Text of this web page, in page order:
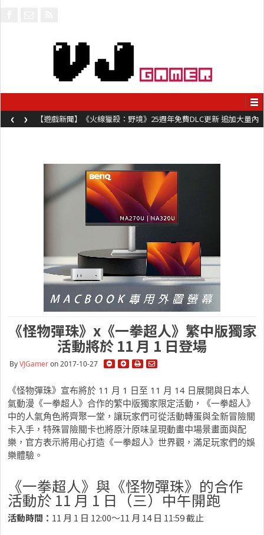
【遊戲新聞】《火線獵殺：野境》25週年免費DLC更新 追加大量內
容同時系舊作限時超平價折扣
‹ ›
《怪物彈珠》x《一拳超人》繁中版獨家
活動將於 11 月 1 日登場
ByVJGameron 2017-10-27
《怪物彈珠》宣布將於 11 月 1 日至 11 月 14 日展開與日本人
氣動漫《一拳超人》合作的繁中版獨家限定活動，《一拳超人》
中的人氣角色將齊聚一堂，讓玩家們可從活動轉蛋與全新冒險關
卡入手，特殊冒險關卡也將原汁原味呈現動畫中場景畫面與配
樂，官方表示將用心打造《一拳超人》世界觀，滿足玩家們的娛
樂體驗。
《一拳超人》與《怪物彈珠》的合作
活動於 11 月 1 日（三）中午開跑
活動時間： 11 月 1 日 12:00～11 月 14 日 11:59 截止